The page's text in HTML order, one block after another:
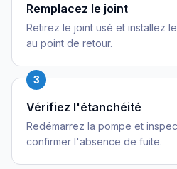
Remplacez le joint
Retirez le joint usé et installez
au point de retour.
3
Vérifiez l'étanchéité
Redémarrez la pompe et
confirmer l'absence de fuite.